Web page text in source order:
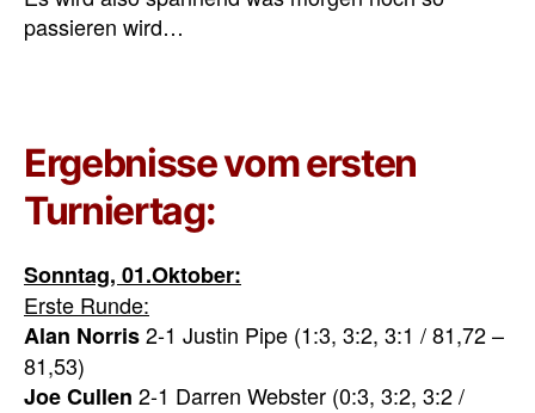
passieren wird…
Ergebnisse vom ersten
Turniertag:
Sonntag, 01.Oktober:
Erste Runde:
Alan Norris2-1 Justin Pipe (1:3, 3:2, 3:1 / 81,72 –
81,53)
Joe Cullen 2-1 Darren Webster (0:3, 3:2, 3:2 /